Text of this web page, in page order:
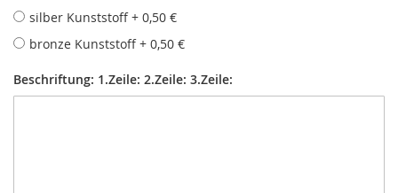
silber Kunststoff + 0,50 €
bronze Kunststoff + 0,50 €
Beschriftung: 1.Zeile: 2.Zeile: 3.Zeile: